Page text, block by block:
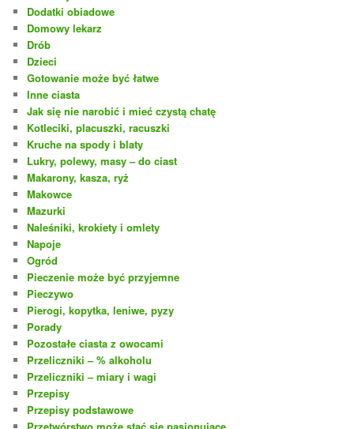
Dodatki obiadowe
Domowy lekarz
Drób
Dzieci
Gotowanie może być łatwe
Inne ciasta
Jak się nie narobić i mieć czystą chatę
Kotleciki, placuszki, racuszki
Kruche na spody i blaty
Lukry, polewy, masy – do ciast
Makarony, kasza, ryż
Makowce
Mazurki
Naleśniki, krokiety i omlety
Napoje
Ogród
Pieczenie może być przyjemne
Pieczywo
Pierogi, kopytka, leniwe, pyzy
Porady
Pozostałe ciasta z owocami
Przeliczniki – % alkoholu
Przeliczniki – miary i wagi
Przepisy
Przepisy podstawowe
Przetwórstwo może stać się pasjonujące